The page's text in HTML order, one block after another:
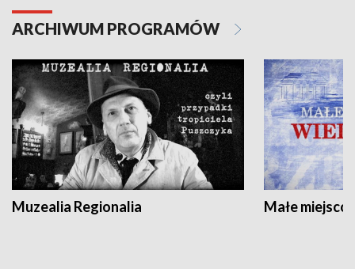
ARCHIWUM PROGRAMÓW
Muzealia Regionalia Małe